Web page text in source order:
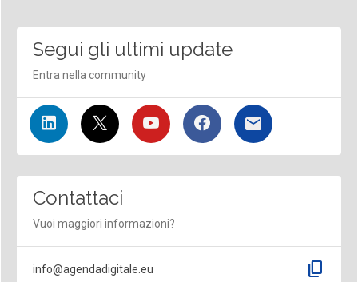
Segui gli ultimi update
Entra nella community
Contattaci
Vuoi maggiori informazioni?
info@agendadigitale.eu content_copy